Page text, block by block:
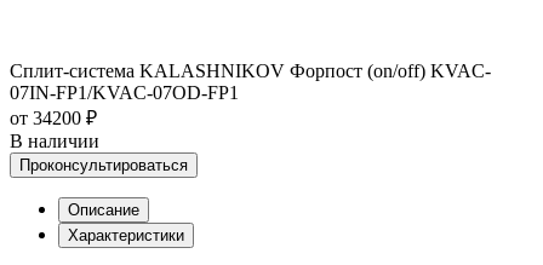
Сплит-система KALASHNIKOV Форпост (on/off) KVAC-
07IN-FP1/KVAC-07OD-FP1
от 34200 ₽
В наличии
Проконсультироваться
Описание
Характеристики